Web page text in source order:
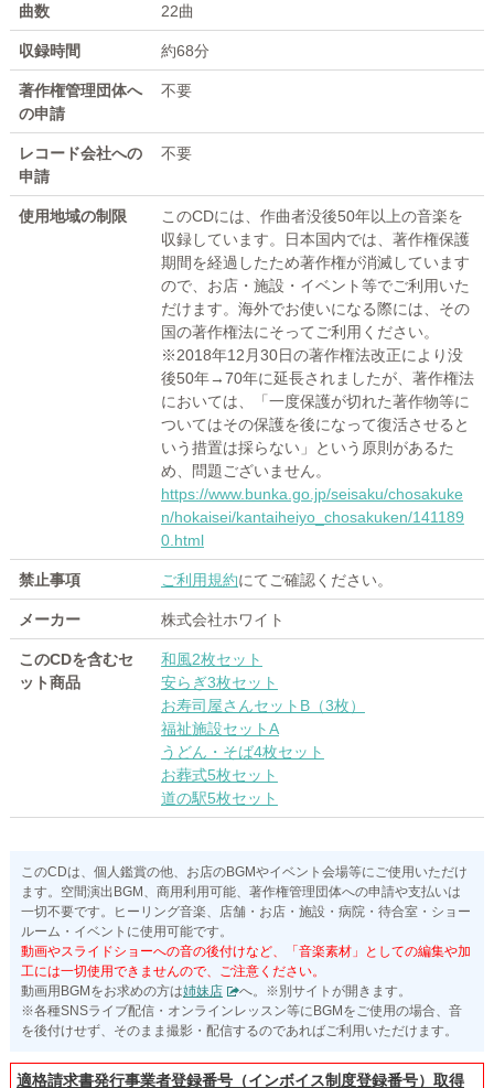
曲数 22曲
収録時間 約68分
著作権管理団体へ
の申請
不要
レコード会社への
申請
不要
使用地域の制限
このCDには、作曲者没後50年以上の音楽を
収録しています。日本国内では、著作権保護
期間を経過したため著作権が消滅しています
ので、お店・施設・イベント等でご利用いた
だけます。海外でお使いになる際には、その
国の著作権法にそってご利用ください。
※2018年12月30日の著作権法改正により没
後50年→70年に延長されましたが、著作権法
においては、「一度保護が切れた著作物等に
ついてはその保護を後になって復活させると
いう措置は採らない」という原則があるた
め、問題ございません。
https://www.bunka.go.jp/seisaku/chosakuke
n/hokaisei/kantaiheiyo_chosakuken/141189
0.html
禁止事項 ご利用規約にてご確認ください。
メーカー 株式会社ホワイト
このCDを含むセ
ット商品
和風2枚セット
安らぎ3枚セット
お寿司屋さんセットB（3枚）
福祉施設セットA
うどん・そば4枚セット
お葬式5枚セット
道の駅5枚セット
このCDは、個人鑑賞の他、お店のBGMやイベント会場等にご使用いただけ
ます。空間演出BGM、商用利用可能、著作権管理団体への申請や支払いは
一切不要です。ヒーリング音楽、店舗・お店・施設・病院・待合室・ショー
ルーム・イベントに使用可能です。
動画やスライドショーへの音の後付けなど、「音楽素材」としての編集や加
工には一切使用できませんので、ご注意ください。
動画用BGMをお求めの方は姉妹店
へ。※別サイトが開きます。
※各種SNSライブ配信・オンラインレッスン等にBGMをご使用の場合、音
を後付けせず、そのまま撮影・配信するのであればご利用いただけます。
適格請求書発行事業者登録番号（インボイス制度登録番号）取得